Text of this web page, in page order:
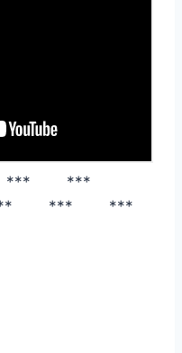
***
*** ***